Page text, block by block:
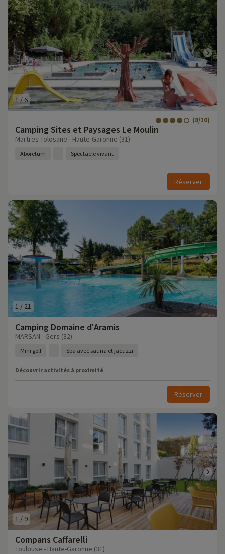
1 /6
Camping Sites et Paysages Le Moulin
(8/10)
Martres Tolosane - Haute-Garonne (31)
Aboretum Spectacle vivant
Réserver
1 / 21
Camping Domaine d'Aramis
MARSAN - Gers (32)
Mini golf Spa avec sauna et jacuzzi
Découvrir activités à proximité
Réserver
1 / 9
Compans Caffarelli
Toulouse - Haute-Garonne (31)